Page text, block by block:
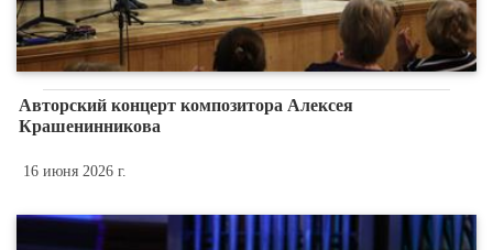
Авторский концерт композитора Алексея
Крашенинникова
16 июня 2026 г.